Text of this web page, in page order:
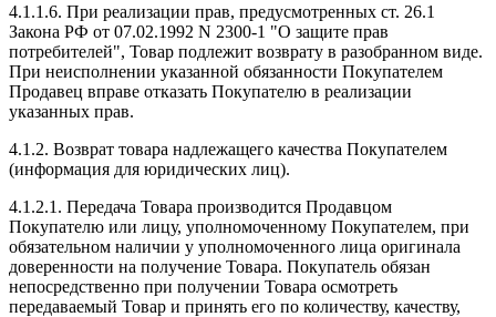
4.1.1.6. При реализации прав, предусмотренных ст. 26.1
Закона РФ от 07.02.1992 N 2300-1 "О защите прав
потребителей", Товар подлежит возврату в разобранном виде.
При неисполнении указанной обязанности Покупателем
Продавец вправе отказать Покупателю в реализации
указанных прав.
4.1.2. Возврат товара надлежащего качества Покупателем
(информация для юридических лиц).
4.1.2.1. Передача Товара производится Продавцом
Покупателю или лицу, уполномоченному Покупателем, при
обязательном наличии у уполномоченного лица оригинала
доверенности на получение Товара. Покупатель обязан
непосредственно при получении Товара осмотреть
передаваемый Товар и принять его по количеству, качеству,